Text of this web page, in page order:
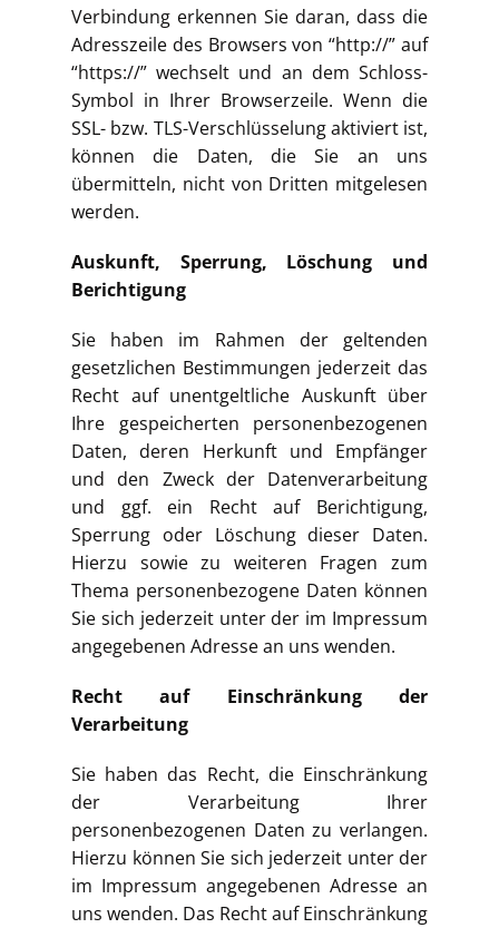
Verbindung erkennen Sie daran, dass die
Adresszeile des Browsers von “http://” auf
“https://” wechselt und an dem Schloss-
Symbol in Ihrer Browserzeile. Wenn die
SSL- bzw. TLS-Verschlüsselung aktiviert ist,
können die Daten, die Sie an uns
übermitteln, nicht von Dritten mitgelesen
werden.
Auskunft, Sperrung, Löschung und
Berichtigung
Sie haben im Rahmen der geltenden
gesetzlichen Bestimmungen jederzeit das
Recht auf unentgeltliche Auskunft über
Ihre gespeicherten personenbezogenen
Daten, deren Herkunft und Empfänger
und den Zweck der Datenverarbeitung
und ggf. ein Recht auf Berichtigung,
Sperrung oder Löschung dieser Daten.
Hierzu sowie zu weiteren Fragen zum
Thema personenbezogene Daten können
Sie sich jederzeit unter der im Impressum
angegebenen Adresse an uns wenden.
Recht auf Einschränkung der
Verarbeitung
Sie haben das Recht, die Einschränkung
der Verarbeitung Ihrer
personenbezogenen Daten zu verlangen.
Hierzu können Sie sich jederzeit unter der
im Impressum angegebenen Adresse an
uns wenden. Das Recht auf Einschränkung